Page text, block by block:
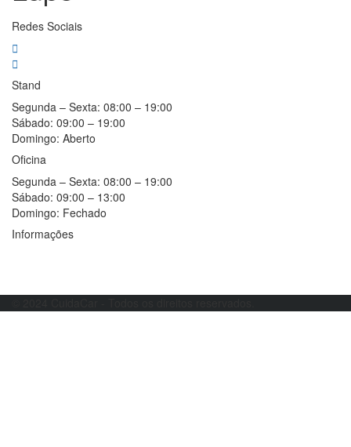
Redes Sociais
Stand
Segunda – Sexta: 08:00 – 19:00
Sábado: 09:00 – 19:00
Domingo: Aberto
Oficina
Segunda – Sexta: 08:00 – 19:00
Sábado: 09:00 – 13:00
Domingo: Fechado
Informações